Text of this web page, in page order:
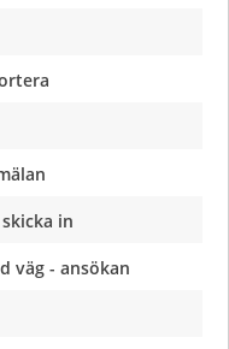
in
väg - ansökan